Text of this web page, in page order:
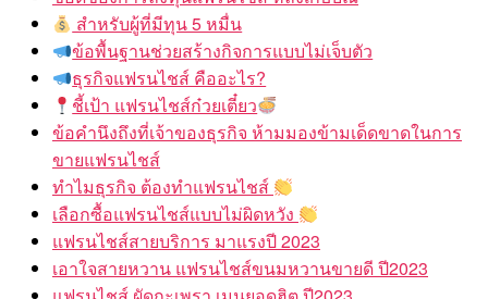
สำหรับผู้ที่มีทุน 5 หมื่น
ข้อพื้นฐานช่วยสร้างกิจการแบบไม่เจ็บตัว
ธุรกิจแฟรนไชส์ คืออะไร?
ชี้เป้า แฟรนไชส์ก๋วยเตี๋ยว
ข้อคำนึงถึงที่เจ้าของธุรกิจ ห้ามมองข้ามเด็ดขาดในการ
ขายแฟรนไชส์
ทำไมธุรกิจ ต้องทำแฟรนไชส์
เลือกซื้อแฟรนไชส์แบบไม่ผิดหวัง
แฟรนไชส์สายบริการ มาแรงปี 2023
เอาใจสายหวาน แฟรนไชส์ขนมหวานขายดี ปี2023